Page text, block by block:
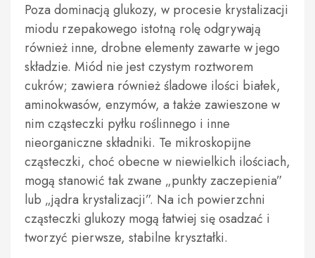
Poza dominacją glukozy, w procesie krystalizacji
miodu rzepakowego istotną rolę odgrywają
również inne, drobne elementy zawarte w jego
składzie. Miód nie jest czystym roztworem
cukrów; zawiera również śladowe ilości białek,
aminokwasów, enzymów, a także zawieszone w
nim cząsteczki pyłku roślinnego i inne
nieorganiczne składniki. Te mikroskopijne
cząsteczki, choć obecne w niewielkich ilościach,
mogą stanowić tak zwane „punkty zaczepienia”
lub „jądra krystalizacji”. Na ich powierzchni
cząsteczki glukozy mogą łatwiej się osadzać i
tworzyć pierwsze, stabilne kryształki.